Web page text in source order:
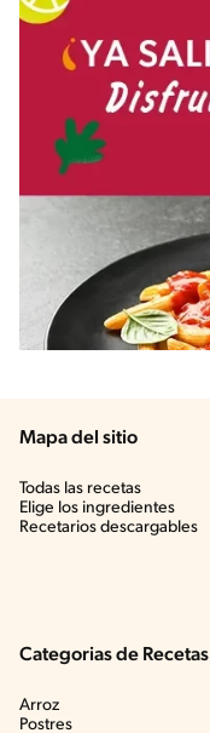
Mapa del sitio
Todas las recetas
Elige los ingredientes
Recetarios descargables
Categorias de Recetas
Arroz
Postres